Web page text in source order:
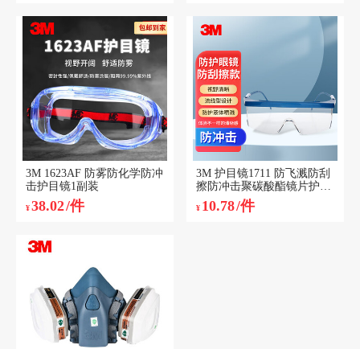
3M 1623AF 防雾防化学防冲
击护目镜1副装
¥38.02/件
3M 护目镜1711 防飞溅防刮
擦防冲击聚碳酸酯镜片护目
镜 镜腿长度可调节防护眼镜
1副装
¥ 10.78/件